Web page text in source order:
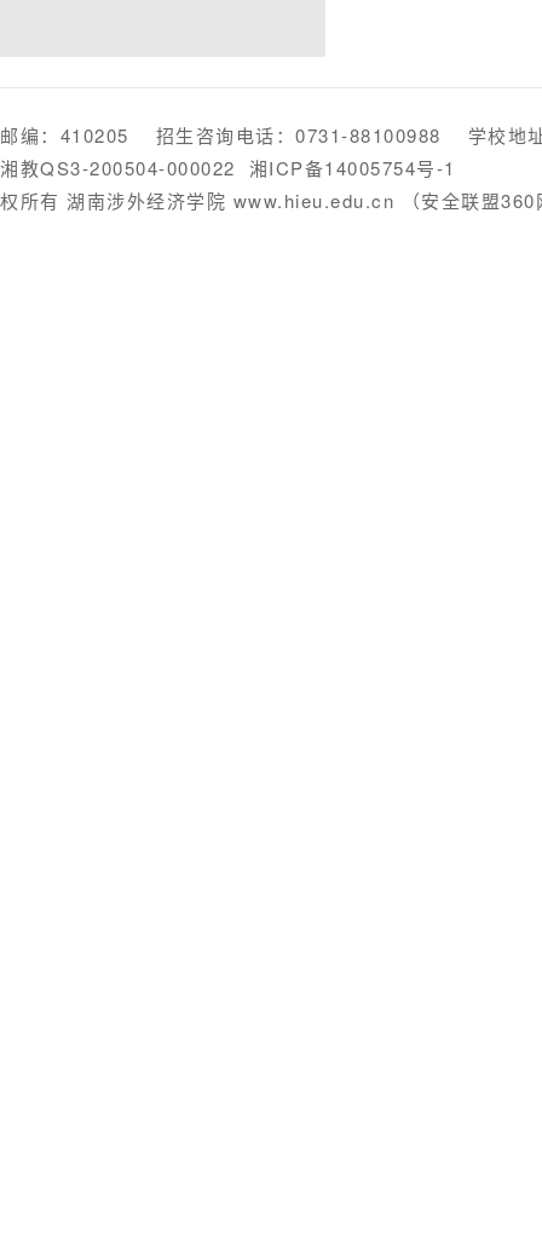
邮编：410205 招生咨询电话：0731-88100988 学校地址
湘教QS3-200504-000022 湘ICP备14005754号-1
权所有 湖南涉外经济学院 www.hieu.edu.cn （安全联盟360